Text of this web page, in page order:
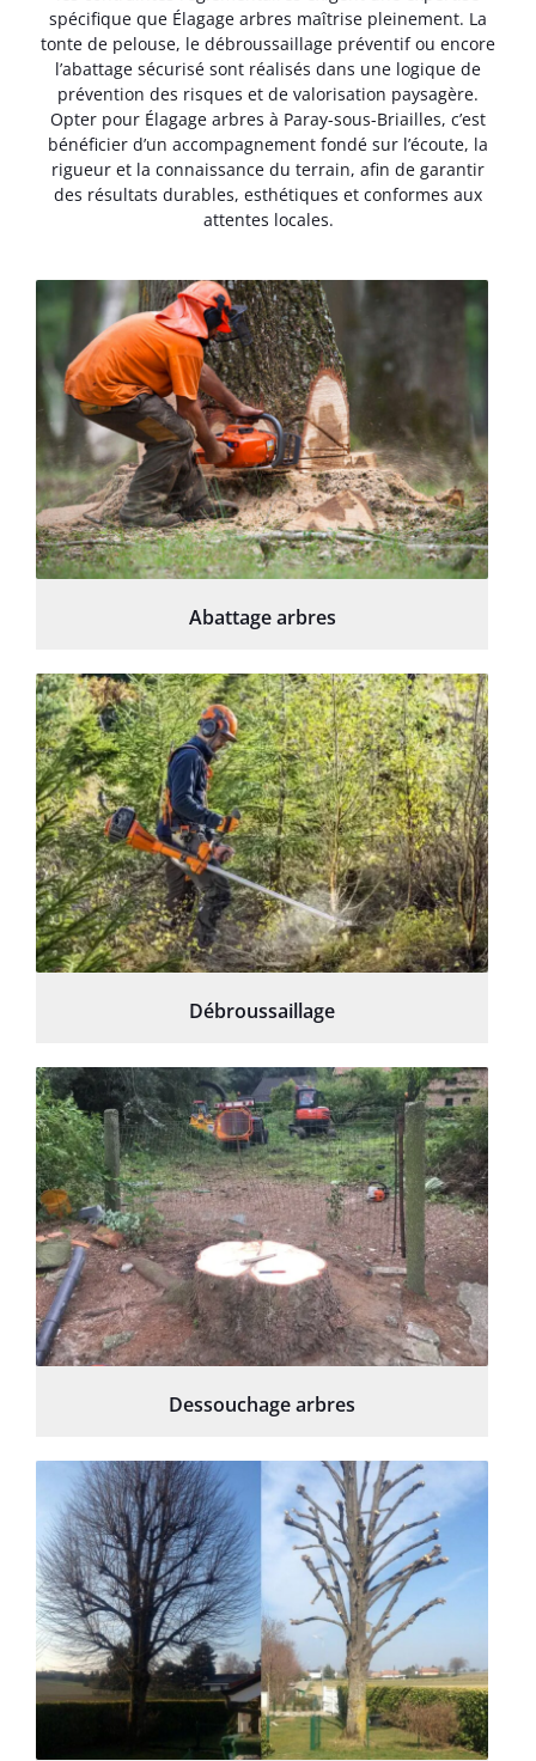
spécifique que Élagage arbres maîtrise pleinement. La
tonte de pelouse, le débroussaillage préventif ou encore
l’abattage sécurisé sont réalisés dans une logique de
prévention des risques et de valorisation paysagère.
Opter pour Élagage arbres à Paray-sous-Briailles, c’est
bénéficier d’un accompagnement fondé sur l’écoute, la
rigueur et la connaissance du terrain, afin de garantir
des résultats durables, esthétiques et conformes aux
attentes locales.
Abattage arbres
Débroussaillage
Dessouchage arbres